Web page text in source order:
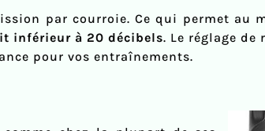
par courroie. Ce qui permet au
inférieur à 20 décibels. Le réglage de
pour vos entraînements.